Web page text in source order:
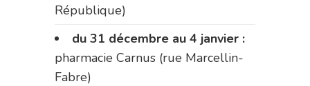
République)
du 31 décembre au 4 janvier :
pharmacie Carnus (rue Marcellin-
Fabre)